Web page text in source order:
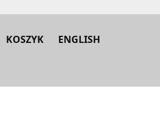
KOSZYK ENGLISH